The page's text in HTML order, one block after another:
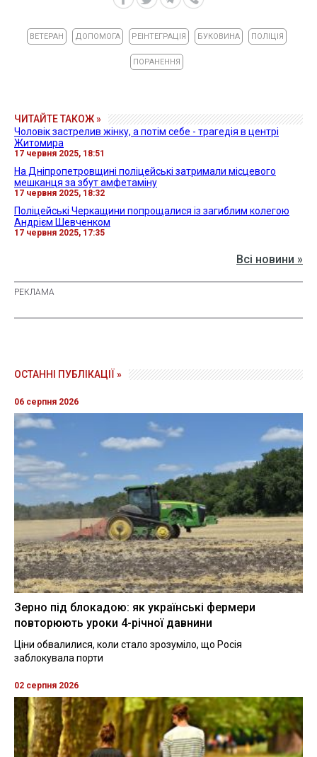
ВЕТЕРАН ДОПОМОГА РЕІНТЕГРАЦІЯ БУКОВИНА ПОЛІЦІЯ
ПОРАНЕННЯ
ЧИТАЙТЕ ТАКОЖ »
Чоловік застрелив жінку, а потім себе - трагедія в центрі
Житомира
17 червня 2025, 18:51
На Дніпропетровщині поліцейські затримали місцевого
мешканця за збут амфетаміну
17 червня 2025, 18:32
Поліцейські Черкащини попрощалися із загиблим колегою
Андрієм Шевченком
17 червня 2025, 17:35
Всі новини »
ОСТАННІ ПУБЛІКАЦІЇ »
06 серпня 2026
Зерно під блокадою: як українські фермери
повторюють уроки 4-річної давнини
Ціни обвалилися, коли стало зрозуміло, що Росія
заблокувала порти
02 серпня 2026